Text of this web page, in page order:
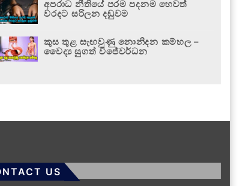
අපරාධ නීතියේ පරම පදනම හෙවත්
වරදට සරිලන දඬුවම
කුස තුළ සැඟවුණු නොනිදන කම්හල –
වෛද්‍ය සුගත් විජේවර්ධන
US